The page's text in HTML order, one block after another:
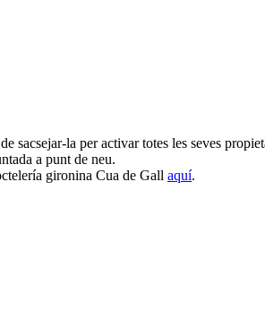
la per activar totes les seves
a punt de neu.
gironina Cua de Gall aquí.